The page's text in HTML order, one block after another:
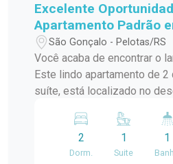
Excelente
Apartamento Padrão
Pelotas/RS
São Gonçalo - Pelotas/RS
Você acaba de encontrar o
Este lindo apartamento de 2
suíte, está localizado no
e do Fórum. Com uma sacada charmosa e
churrasqueira, este espaço
receber amigos e familiares
2
Dorm.
1
Suite
1